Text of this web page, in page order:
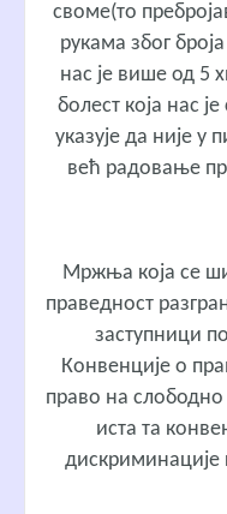
своме(то
рукама због
нас је више од 5
болест која нас
указује да није
већ радовање
Мржња која се
праведност
заступници
Конвенције о
право на
иста та
дискриминације